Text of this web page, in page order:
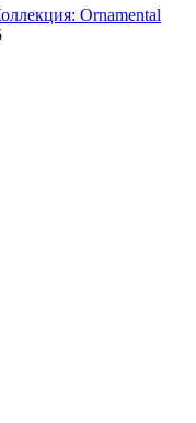
Ornamental